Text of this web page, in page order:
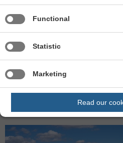
Unikt bådhus ved
alle
Nyt outdoor-hus er åbnet for alle
Functional
Statistic
Marketing
Read our